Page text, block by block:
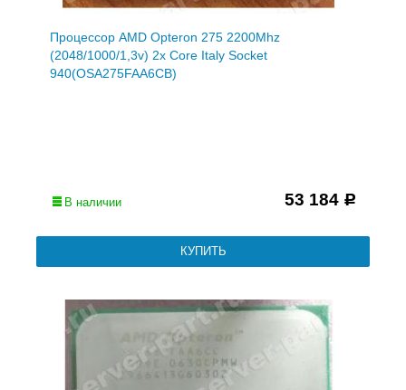
Процессор AMD Opteron 275 2200Mhz
(2048/1000/1,3v) 2x Core Italy Socket
940(OSA275FAA6CB)
В наличии 53 184 Р